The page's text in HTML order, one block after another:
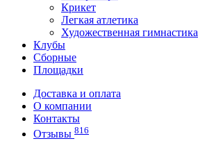
Крикет
Легкая атлетика
Художественная гимнастика
Клубы
Сборные
Площадки
Доставка и оплата
О компании
Контакты
Отзывы 816